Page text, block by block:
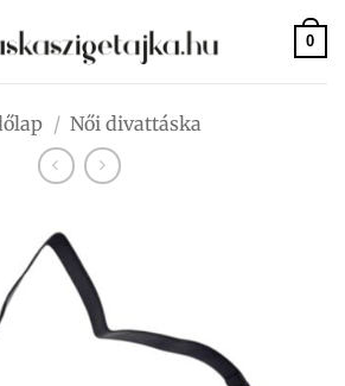
0
/ Női divattáska